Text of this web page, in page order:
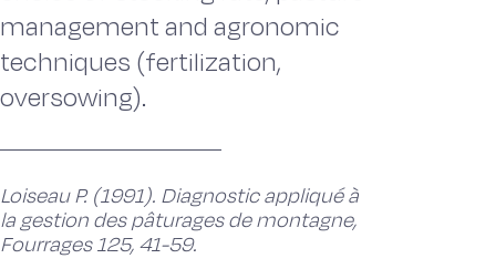
management and agronomic
techniques (fertilization,
oversowing).
Loiseau P. (1991). Diagnostic appliqué à
la gestion des pâturages de montagne,
Fourrages 125, 41-59.